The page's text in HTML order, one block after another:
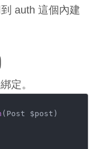
auth 這個內建
定。
( Post $post